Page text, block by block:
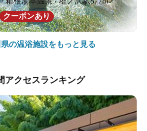
クーポンあり
の温浴施設をもっと見る
アクセスランキング